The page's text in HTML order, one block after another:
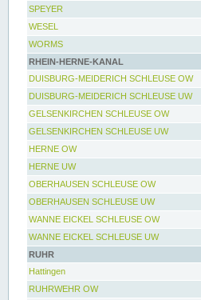
SPEYER
WESEL
WORMS
RHEIN-HERNE-KANAL
DUISBURG-MEIDERICH SCHLEUSE OW
DUISBURG-MEIDERICH SCHLEUSE UW
GELSENKIRCHEN SCHLEUSE OW
GELSENKIRCHEN SCHLEUSE UW
HERNE OW
HERNE UW
OBERHAUSEN SCHLEUSE OW
OBERHAUSEN SCHLEUSE UW
WANNE EICKEL SCHLEUSE OW
WANNE EICKEL SCHLEUSE UW
RUHR
Hattingen
RUHRWEHR OW